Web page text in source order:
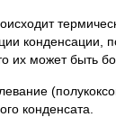
конденсации,
их может быть
конденсата.